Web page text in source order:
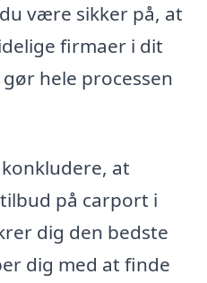
være sikker på, at
firmaer i dit
hele processen
at
på carport i
dig den bedste
dig med at finde